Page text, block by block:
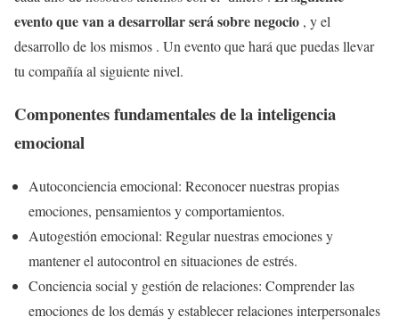
evento que van a desarrollar será sobre negocio , y el
desarrollo de los mismos . Un evento que hará que puedas llevar
tu compañía al siguiente nivel.
Componentes fundamentales de la inteligencia
emocional
Autoconciencia emocional: Reconocer nuestras propias
emociones, pensamientos y comportamientos.
Autogestión emocional: Regular nuestras emociones y
mantener el autocontrol en situaciones de estrés.
Conciencia social y gestión de relaciones: Comprender las
emociones de los demás y establecer relaciones interpersonales